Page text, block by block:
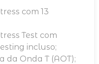
com 13
Test com
incluso;
da Onda T (AOT);